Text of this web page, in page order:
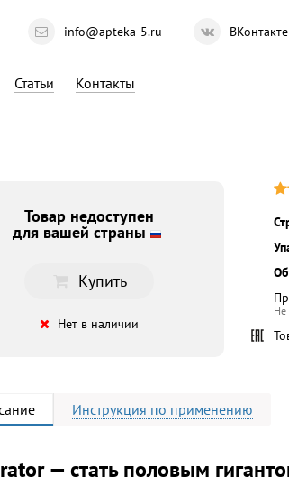
info@apteka-5.ru ВКонтакте
Статьи Контакты
Товар недоступен
для вашей страны
Купить
Нет в наличии
Не
Инструкция по применению
— стать половым